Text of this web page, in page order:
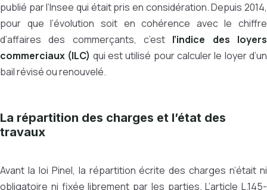
publié par l’Insee qui était pris en considération. Depuis 2014,
pour que l’évolution soit en cohérence avec le chiffre
d’affaires des commerçants, c’est l’indice des loyers
commerciaux (ILC) qui est utilisé pour calculer le loyer d’un
bail révisé ou renouvelé.
La répartition des charges et l’état des
travaux
Avant la loi Pinel, la répartition écrite des charges n’était ni
obligatoire ni fixée librement par les parties. L’article L.145-